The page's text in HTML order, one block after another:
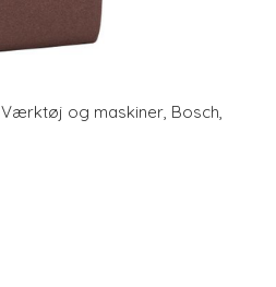
Værktøj og maskiner, Bosch,